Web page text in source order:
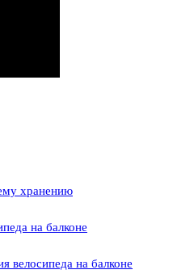
хранению
на балконе
велосипеда на балконе